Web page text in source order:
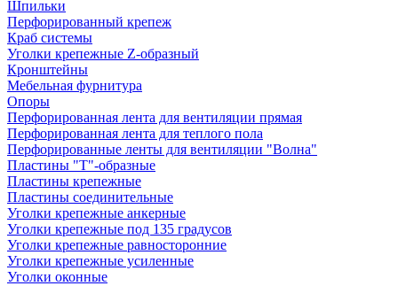
Шпильки
Перфорированный крепеж
Краб системы
Уголки крепежные Z-образный
Кронштейны
Мебельная фурнитура
Опоры
Перфорированная лента для вентиляции прямая
Перфорированная лента для теплого пола
Перфорированные ленты для вентиляции "Волна"
Пластины "Т"-образные
Пластины крепежные
Пластины соединительные
Уголки крепежные анкерные
Уголки крепежные под 135 градусов
Уголки крепежные равносторонние
Уголки крепежные усиленные
Уголки оконные